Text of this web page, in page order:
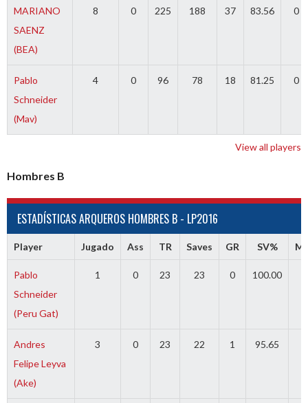
MARIANO
SAENZ
(BEA)
8 0 225 188 37 83.56 0
Pablo
Schneider
(Mav)
4 0 96 78 18 81.25 0
View all players
Hombres B
ESTADÍSTICAS ARQUEROS HOMBRES B - LP2016
Player Jugado Ass TR Saves GR SV%
Pablo
Schneider
(Peru Gat)
1 0 23 23 0 100.00
Andres
Felipe Leyva
(Ake)
3 0 23 22 1 95.65